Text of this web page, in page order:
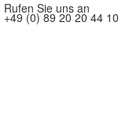
Rufen Sie uns an
+49 (0) 89 20 20 44 10